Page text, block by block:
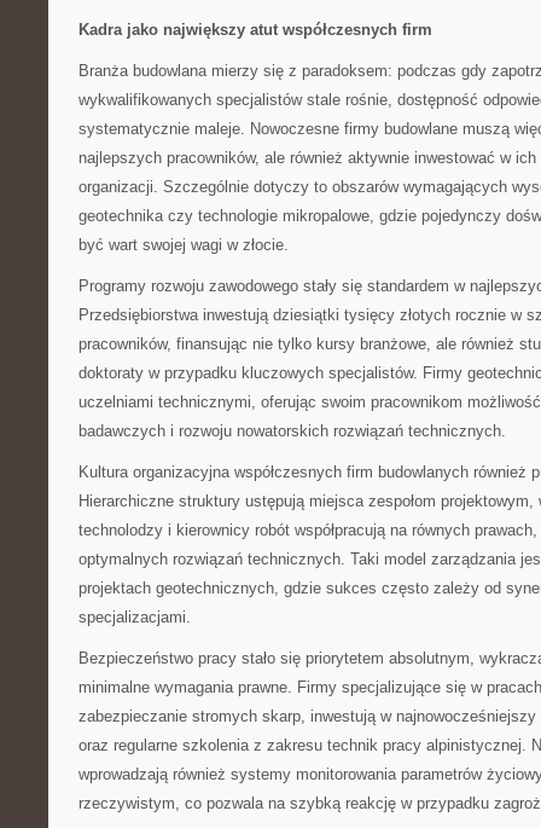
Kadra jako największy atut współczesnych firm
Branża budowlana mierzy się z paradoksem: podczas gdy
wykwalifikowanych specjalistów stale rośnie, dostępność
systematycznie maleje. Nowoczesne firmy budowlane muszą
najlepszych pracowników, ale również aktywnie inwestować w
organizacji. Szczególnie dotyczy to obszarów wymagających
geotechnika czy technologie mikropalowe, gdzie pojedynczy
być wart swojej wagi w złocie.
Programy rozwoju zawodowego stały się standardem w
Przedsiębiorstwa inwestują dziesiątki tysięcy złotych rocznie w
pracowników, finansując nie tylko kursy branżowe, ale również
doktoraty w przypadku kluczowych specjalistów. Firmy
uczelniami technicznymi, oferując swoim pracownikom
badawczych i rozwoju nowatorskich rozwiązań technicznych.
Kultura organizacyjna współczesnych firm budowlanych również
Hierarchiczne struktury ustępują miejsca zespołom
technolodzy i kierownicy robót współpracują na równych
optymalnych rozwiązań technicznych. Taki model zarządzania
projektach geotechnicznych, gdzie sukces często zależy od
specjalizacjami.
Bezpieczeństwo pracy stało się priorytetem absolutnym,
minimalne wymagania prawne. Firmy specjalizujące się w
zabezpieczanie stromych skarp, inwestują w
oraz regularne szkolenia z zakresu technik pracy alpinistycznej.
wprowadzają również systemy monitorowania parametrów
rzeczywistym, co pozwala na szybką reakcję w przypadku